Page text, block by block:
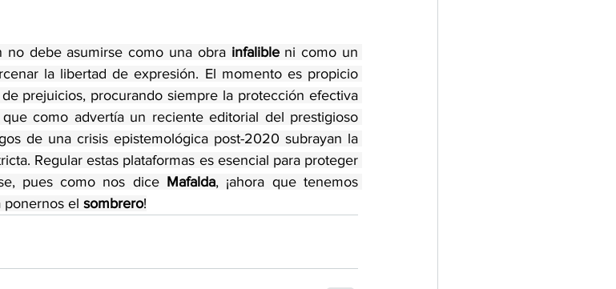
debe asumirse como una obra infalible
la libertad de expresión. El momento es propicio
prejuicios, procurando siempre la protección efectiva
como advertía un reciente editorial del prestigioso
de una crisis epistemológica post-2020 subrayan la
Regular estas plataformas es esencial para proteger
pues como nos dice Mafalda
ponernos el sombrero!